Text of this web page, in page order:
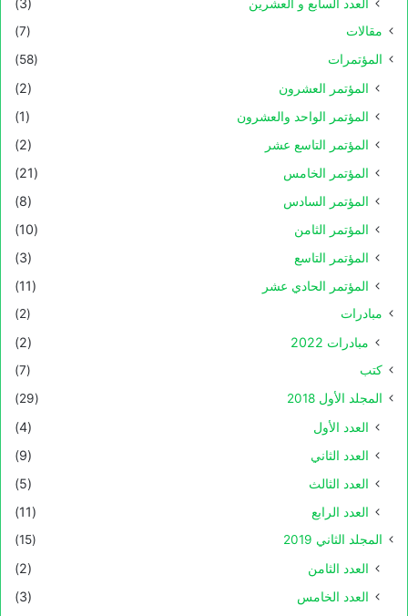
العدد السابع و العشرين (3)
مقالات
(7)
المؤتمرات
(58)
المؤتمر العشرون
(2)
المؤتمر الواحد والعشرون
(1)
المؤتمر التاسع عشر
(2)
المؤتمر الخامس
(21)
المؤتمر السادس
(8)
المؤتمر الثامن
(10)
المؤتمر التاسع
(3)
المؤتمر الحادي عشر
(11)
مبادرات (2)
مبادرات 2022 (2)
كتب
(7)
المجلد الأول 2018
(29)
العدد الأول
(4)
العدد الثاني
(9)
العدد الثالث
(5)
العدد الرابع
(11)
المجلد الثاني 2019 (15)
العدد الثامن
(2)
العدد الخامس
(3)